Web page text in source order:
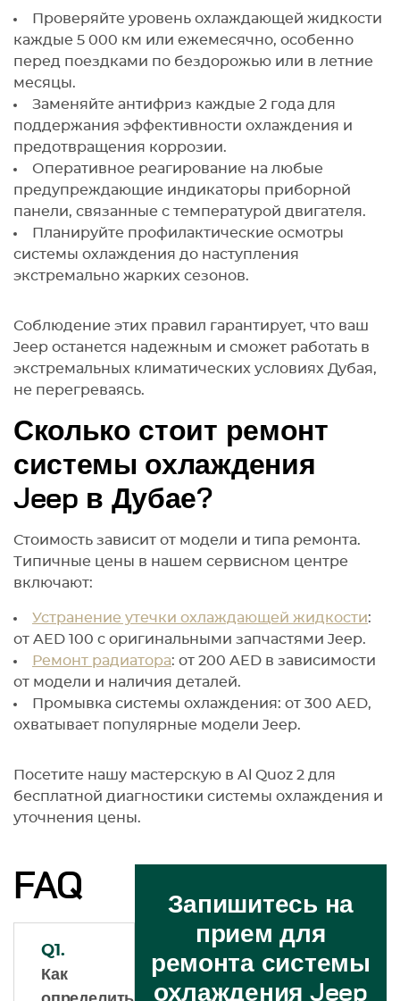
Проверяйте уровень охлаждающей жидкости
каждые 5 000 км или ежемесячно, особенно
перед поездками по бездорожью или в летние
месяцы.
Заменяйте антифриз каждые 2 года для
поддержания эффективности охлаждения и
предотвращения коррозии.
Оперативное реагирование на любые
предупреждающие индикаторы приборной
панели, связанные с температурой двигателя.
Планируйте профилактические осмотры
системы охлаждения до наступления
экстремально жарких сезонов.
Соблюдение этих правил гарантирует, что ваш
Jeep останется надежным и сможет работать в
экстремальных климатических условиях Дубая,
не перегреваясь.
Сколько стоит ремонт
системы охлаждения
Jeep в Дубае?
Стоимость зависит от модели и типа ремонта.
Типичные цены в нашем сервисном центре
включают:
Устранение утечки охлаждающей жидкости:
от AED 100 с оригинальными запчастями Jeep.
Ремонт радиатора: от 200 AED в зависимости
от модели и наличия деталей.
Промывка системы охлаждения: от 300 AED,
охватывает популярные модели Jeep.
Посетите нашу мастерскую в Al Quoz 2 для
бесплатной диагностики системы охлаждения и
уточнения цены.
FAQ
Q1.
Как
Запишитесь на
прием для
ремонта системы
охлаждения Jeep